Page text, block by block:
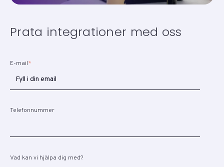
Prata integrationer med oss
E-mail*
Telefonnummer
Vad kan vi hjälpa dig med?